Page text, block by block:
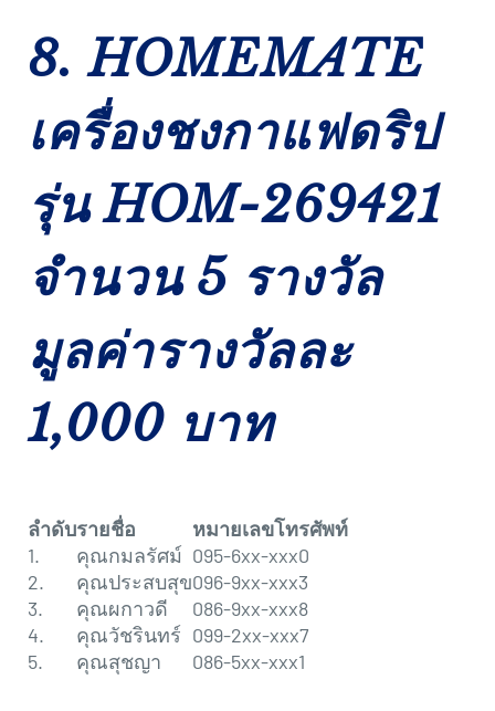
8. HOMEMATE
เครื่องชงกาแฟดริป
รุ่น HOM-269421
จำนวน 5 รางวัล
มูลค่ารางวัลละ
1,000 บาท
ลำดับรายชื่อ
หมายเลขโทรศัพท์
1.
คุณกมลรัศม์ 095-6xx-xxx0
2.
คุณประสบสุข096-9xx-xxx3
3.
คุณผกาวดี
086-9xx-xxx8
4.
คุณวัชรินทร์ 099-2xx-xxx7
5.
คุณสุชญา 086-5xx-xxx1